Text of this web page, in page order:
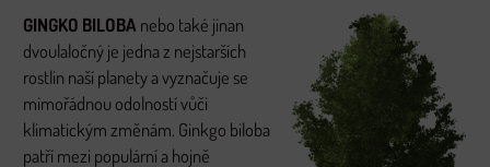
GINGKO BILOBA nebo také jinan
dvoulaločný je jedna z nejstarších
rostlin naší planety a vyznačuje se
mimořádnou odolností vůči
klimatickým změnám. Ginkgo biloba
patří mezi populární a hojně